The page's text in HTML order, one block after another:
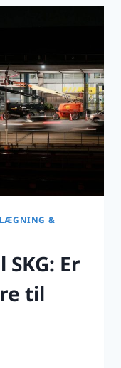
&
Er
til